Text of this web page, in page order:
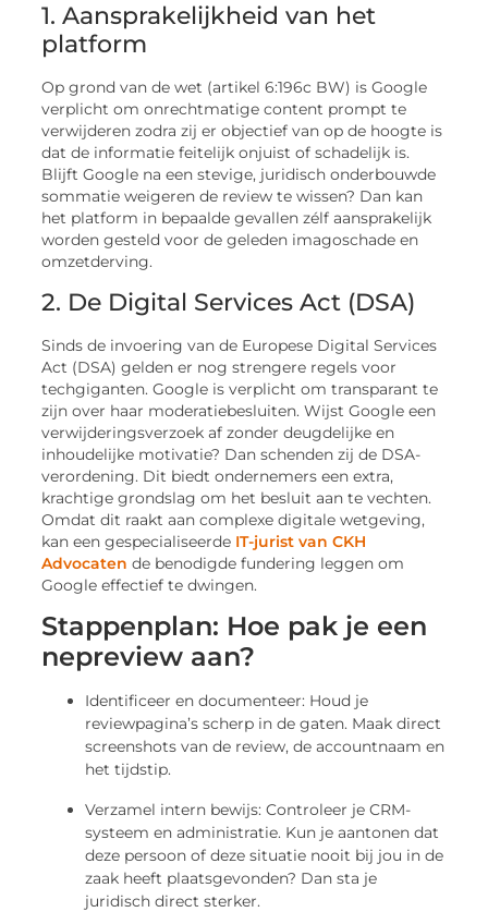
1. Aansprakelijkheid van het
platform
Op grond van de wet (artikel 6:196c BW) is Google
verplicht om onrechtmatige content prompt te
verwijderen zodra zij er objectief van op de hoogte is
dat de informatie feitelijk onjuist of schadelijk is.
Blijft Google na een stevige, juridisch onderbouwde
sommatie weigeren de review te wissen? Dan kan
het platform in bepaalde gevallen zélf aansprakelijk
worden gesteld voor de geleden imagoschade en
omzetderving.
2. De Digital Services Act (DSA)
Sinds de invoering van de Europese Digital Services
Act (DSA) gelden er nog strengere regels voor
techgiganten. Google is verplicht om transparant te
zijn over haar moderatiebesluiten. Wijst Google een
verwijderingsverzoek af zonder deugdelijke en
inhoudelijke motivatie? Dan schenden zij de DSA-
verordening. Dit biedt ondernemers een extra,
krachtige grondslag om het besluit aan te vechten.
Omdat dit raakt aan complexe digitale wetgeving,
kan een gespecialiseerde IT-jurist van CKH
Advocaten de benodigde fundering leggen om
Google effectief te dwingen.
Stappenplan: Hoe pak je een
nepreview aan?
Identificeer en documenteer: Houd je
reviewpagina’s scherp in de gaten. Maak direct
screenshots van de review, de accountnaam en
het tijdstip.
Verzamel intern bewijs: Controleer je CRM-
systeem en administratie. Kun je aantonen dat
deze persoon of deze situatie nooit bij jou in de
zaak heeft plaatsgevonden? Dan sta je
juridisch direct sterker.